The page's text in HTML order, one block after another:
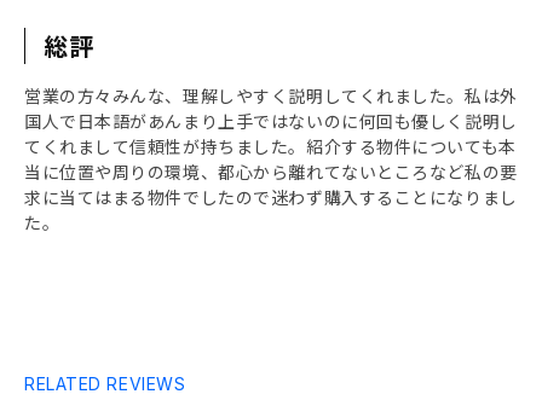
総評
営業の方々みんな、理解しやすく説明してくれました。私は外
国人で日本語があんまり上手ではないのに何回も優しく説明し
てくれまして信頼性が持ちました。紹介する物件についても本
当に位置や周りの環境、都心から離れてないところなど私の要
求に当てはまる物件でしたので迷わず購入することになりまし
た。
RELATED REVIEWS